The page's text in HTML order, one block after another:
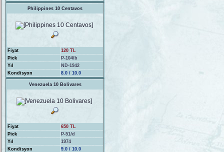
Philippines 10 Centavos
Fiyat
120 TL
Pick
P-104/b
Yıl
ND-1942
Kondisyon
8.0 / 10.0
Venezuela 10 Bolivares
Fiyat
650 TL
Pick
P-51/d
Yıl
1974
Kondisyon
9.0 / 10.0